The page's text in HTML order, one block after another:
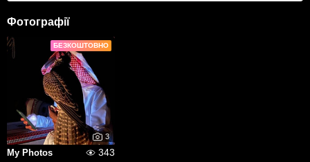
Фотографії
БЕЗКОШТОВНО
3
My Photos
343